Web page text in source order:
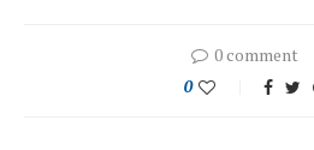
0 comment
0